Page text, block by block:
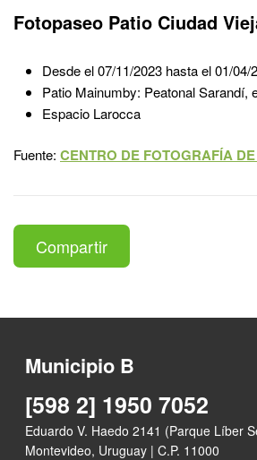
Fotopaseo Patio Ciudad
Desde el 07/11/2023 hasta el 01/04/
Patio Mainumby: Peatonal Sarandí,
Espacio Larocca
Fuente: CENTRO DE FOTOGRAFÍA
Compartir
Municipio B
[598 2] 1950 7052
Eduardo V. Haedo 2141 (Parque Líber
Montevideo, Uruguay | C.P. 11000